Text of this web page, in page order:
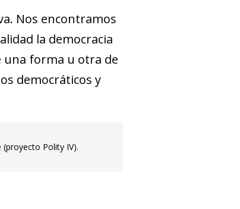
Nos encontramos
la democracia
una forma u otra de
democráticos y
Polity IV).